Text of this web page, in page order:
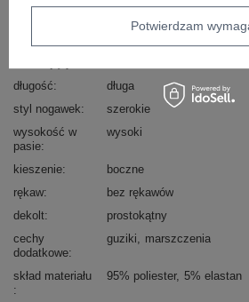
wzór
gładki
materiał
poliester
długość
długa
styl nogawek
szerokie
wysokość w
pasie
wysoki
kieszenie
boczne
rękaw
bez rękawów
dekolt
prostokątny
cechy
dodatkowe
guziki marszczenia
skład materiału 95% poliester 5% elastan
Potwierdzam